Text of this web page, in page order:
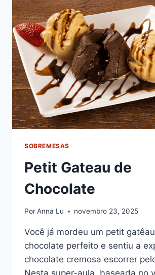
DE
CHOCOLATE
SOBREMESAS
Petit Gateau de
Chocolate
PorAnna Lu novembro 23, 2025
Você já mordeu um petit
chocolate perfeito e sentiu a
chocolate cremosa escorrer